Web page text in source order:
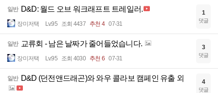
일반 D&D: 월드 오브 워크래프트 트레일러.
장미저택 Lv.95 조회 4437 추천 4 07-31
1
댓글
일반 교류회 - 남은 날짜가 줄어들었습니다.
장미저택 Lv.95 조회 4030 추천 6 07-31
3
댓글
일반 D&D (던전앤드래곤)와 와우 콜라보 캠페인 유출 외 4
댓글